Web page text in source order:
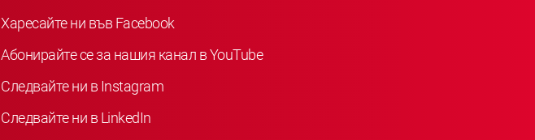
Харесайте ни във Facebook
Абонирайте се за нашия канал в YouTube
Следвайте ни в Instagram
Следвайте ни в LinkedIn